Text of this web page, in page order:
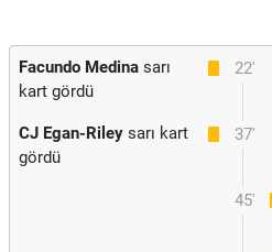
22'
Facundo Medina sarı
kart gördü
37'
CJ Egan-Riley sarı kart
gördü
45'